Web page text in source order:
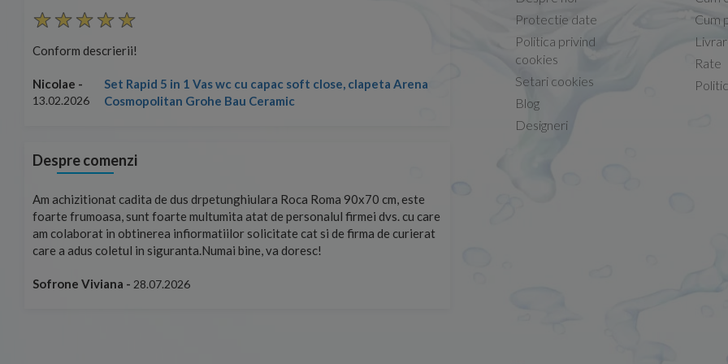
Conform descrierii!
Nicolae -
13.02.2026
Set Rapid 5 in 1 Vas wc cu capac soft close, clapeta Arena
Cosmopolitan Grohe Bau Ceramic
Conform descrierii!
13.02.2026
Despre comenzi
Am achizitionat cadita de dus drpetunghiulara Roca Roma 90x70 cm, este
foarte frumoasa, sunt foarte multumita atat de personalul firmei dvs. cu care
am colaborat in obtinerea infiormatiilor solicitate cat si de firma de curierat
care a adus coletul in siguranta.Numai bine, va doresc!
Sofrone Viviana - 28.07.2026
Protectie date
Politica privind
cookies
Setari cookies
Blog
Designeri
Cum
Rate